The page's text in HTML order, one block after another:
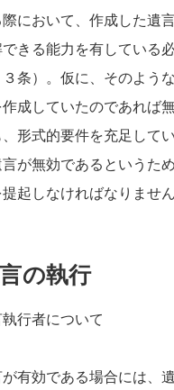
際において、作成した遺
きる能力を有している
３条）。仮に、そのよう
成していたのであれば
形式的要件を充足して
が無効であるというた
起しなければなりません
の執行
執行者について
有効である場合には、